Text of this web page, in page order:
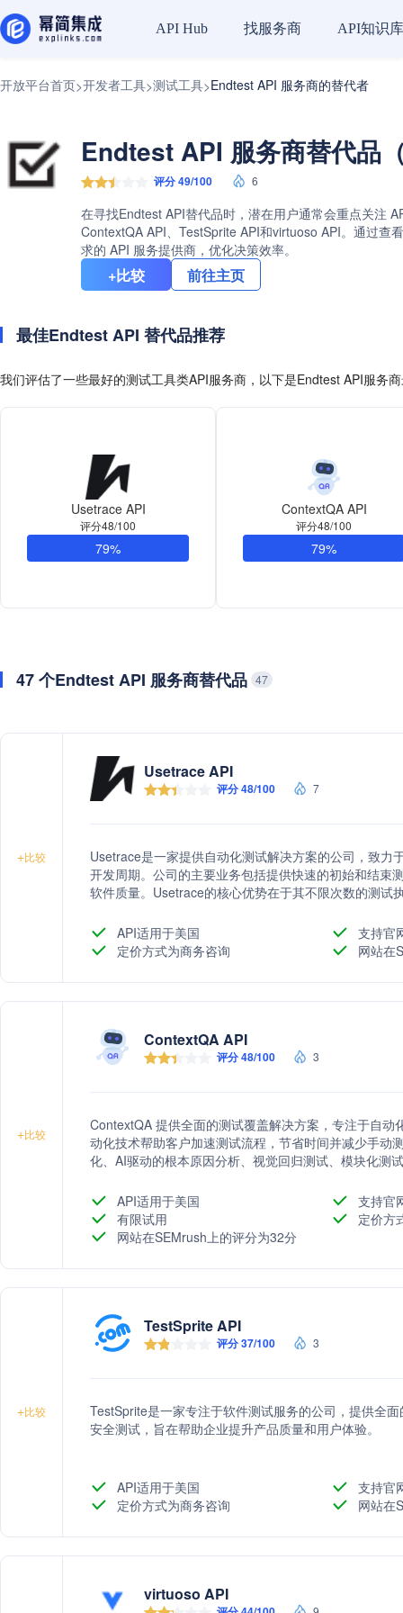
API Hub 找服务商 API知识库
开放平台首页>开发者工具>测试工具>Endtest API 服务商的替代者
Endtest API 服务商替代品
评分 49/100 6
在寻找Endtest API替代品时，潜在用户通常会重点关注
ContextQA API、TestSprite API和virtuoso API。通过查
求的 API 服务提供商，优化决策效率。
+比较 前往主页
最佳Endtest API 替代品推荐
我们评估了一些最好的测试工具类API服务商，以下是Endtest API服务
Usetrace API
评分48/100
79%
ContextQA API
评分48/100
79%
47 个Endtest API 服务商替代品 47
+比较
Usetrace API
评分 48/100 7
Usetrace是一家提供自动化测试解决方案的公司，致力
开发周期。公司的主要业务包括提供快速的初始和结束
软件质量。Usetrace的核心优势在于其不限次数的测试
API适用于美国
支持官
定价方式为商务咨询
网站在
+比较
ContextQA API
评分 48/100 3
ContextQA 提供全面的测试覆盖解决方案，专注于自
动化技术帮助客户加速测试流程，节省时间并减少手动
化、AI驱动的根本原因分析、视觉回归测试、模块化测
API适用于美国
支持官
有限试用
定价方
网站在SEMrush上的评分为32分
+比较
TestSprite API
评分 37/100 3
TestSprite是一家专注于软件测试服务的公司，提供全
安全测试，旨在帮助企业提升产品质量和用户体验。
API适用于美国
支持官
定价方式为商务咨询
网站在
virtuoso API